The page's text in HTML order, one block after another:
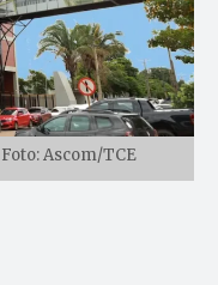
Ascom/TCE